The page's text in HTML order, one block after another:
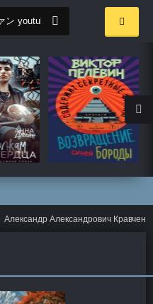
Александр Александрович